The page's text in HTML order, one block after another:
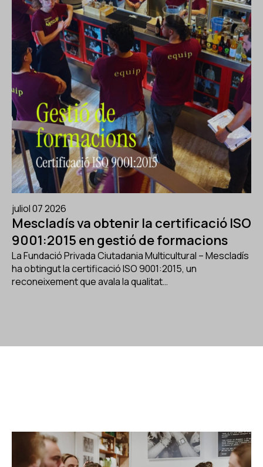
juliol 07 2026
Mescladís va obtenir la certificació ISO
9001:2015 en gestió de formacions
La Fundació Privada Ciutadania Multicultural – Mescladís
ha obtingut la certificació ISO 9001:2015, un
reconeixement que avala la qualitat…